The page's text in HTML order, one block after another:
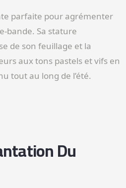
parfaite pour agrémenter
bande. Sa stature
de son feuillage et la
aux tons pastels et vifs en
tout au long de l’été.
Du